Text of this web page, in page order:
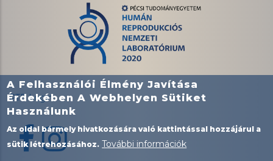
PTE Login
A Felhasználói Élmény Javítása
Érdekében A Webhelyen Sütiket
Használunk
Az oldal bármely hivatkozására való kattintással hozzájárul a
sütik létrehozásához. További információk